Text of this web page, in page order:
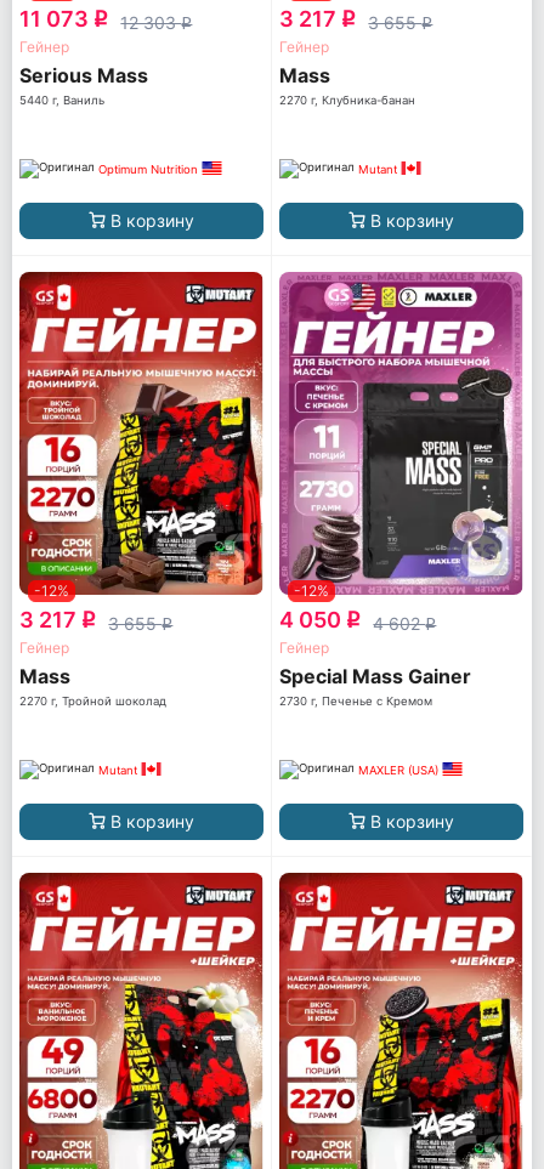
11 073 q 12 303q
Гейнер
Serious Mass
5440 г, Ваниль
Optimum Nutrition
В корзину
3 217 q 3 655q
Гейнер
Mass
2270 г, Клубника-банан
Mutant
В корзину
-12%
3 217 q 3 655q
Гейнер
Mass
2270 г, Тройной шоколад
Mutant
В корзину
-12%
4 050 q 4 602q
Гейнер
Special Mass Gainer
2730 г, Печенье с Кремом
MAXLER (USA)
В корзину